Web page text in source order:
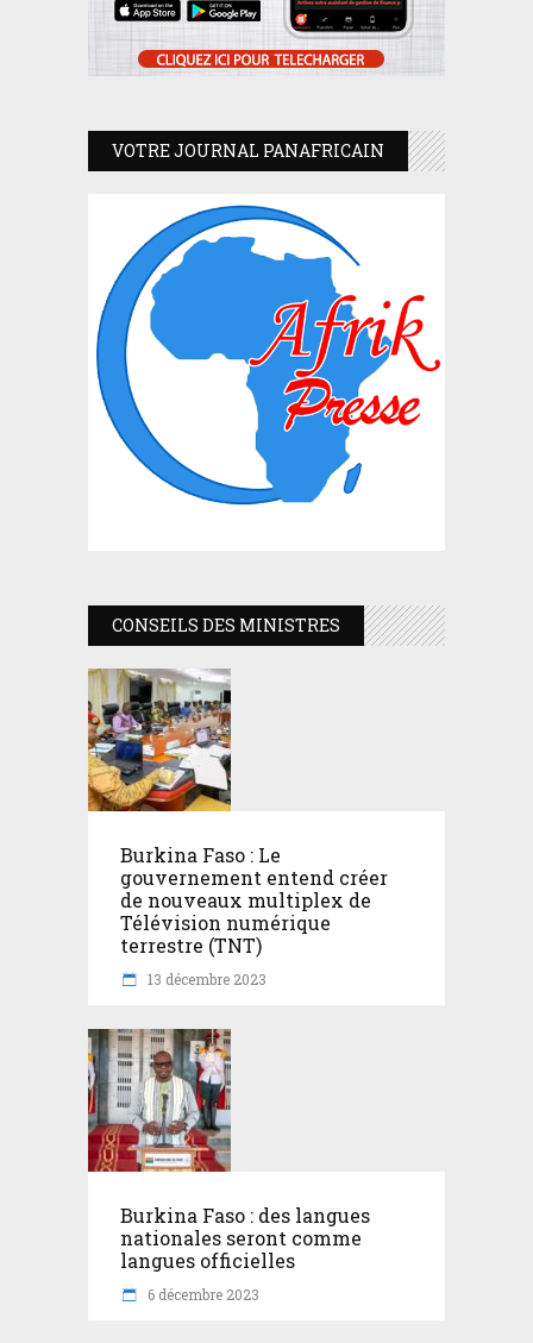
VOTRE JOURNAL PANAFRICAIN
CONSEILS DES MINISTRES
Burkina Faso : Le
gouvernement entend créer
de nouveaux multiplex de
Télévision numérique
terrestre (TNT)
13 décembre 2023
Burkina Faso : des langues
nationales seront comme
langues officielles
6 décembre 2023